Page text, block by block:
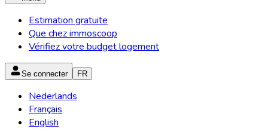
Estimation gratuite
Que chez immoscoop
Vérifiez votre budget logement
Se connecter FR
Nederlands
Français
English